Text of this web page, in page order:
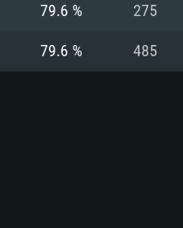
79.6 % 275
79.6 % 485